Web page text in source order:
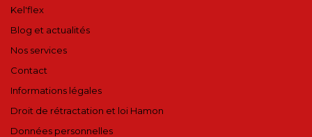
Kel'flex
Blog et actualités
Nos services
Contact
Informations légales
Droit de rétractation et loi Hamon
Données personnelles